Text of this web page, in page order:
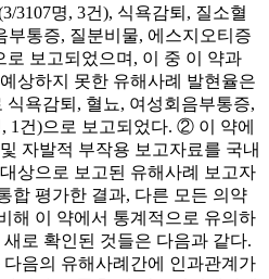
3107명, 3건), 식욕감퇴, 질소혈
부통증, 질분비물, 에스지오티증
로 보고되었으며, 이 중 이 약과
상하지 못한 유해사례 발현율은
식욕감퇴, 혈뇨, 여성회음부통증,
1건)으로 보고되었다. ② 이 약에
자발적 부작용 보고자료를 국내
상으로 보고된 유해사례 보고자
합 평가한 결과, 다른 모든 의약
해 이 약에서 통계적으로 유의하
로 확인된 것들은 다음과 같다.
음의 유해사례간에 인과관계가